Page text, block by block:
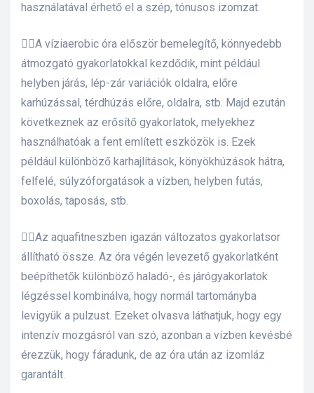
használatával érhető el a szép, tónusos izomzat.
🤽‍♂️A víziaerobic óra először bemelegítő, könnyedebb
átmozgató gyakorlatokkal kezdődik, mint például
helyben járás, lép-zár variációk oldalra, előre
karhúzással, térdhúzás előre, oldalra, stb. Majd ezután
következnek az erősítő gyakorlatok, melyekhez
használhatóak a fent említett eszközök is. Ezek
például különböző karhajlítások, könyökhúzások hátra,
felfelé, súlyzóforgatások a vízben, helyben futás,
boxolás, taposás, stb.
🏊‍♀️Az aquafitneszben igazán változatos gyakorlatsor
állítható össze. Az óra végén levezető gyakorlatként
beépíthetők különböző haladó-, és járógyakorlatok
légzéssel kombinálva, hogy normál tartományba
levigyük a pulzust. Ezeket olvasva láthatjuk, hogy egy
intenzív mozgásról van szó, azonban a vízben kevésbé
érezzük, hogy fáradunk, de az óra után az izomláz
garantált.